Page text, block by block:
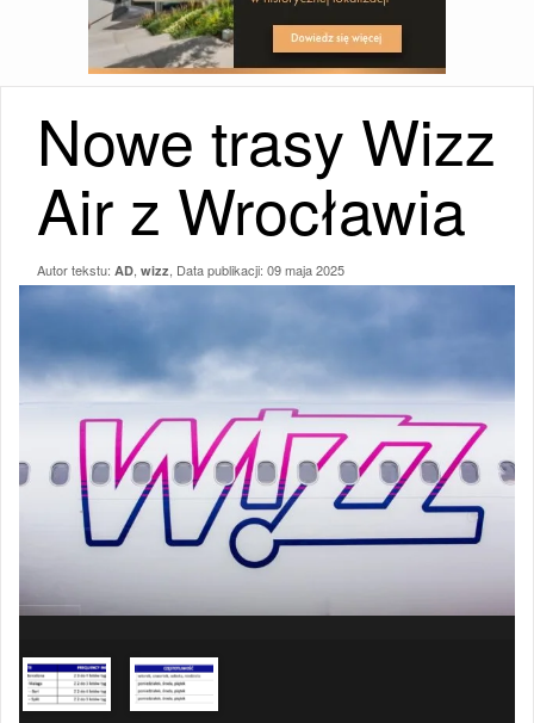
Nowe trasy Wizz
Air z Wrocławia
Autor tekstu: AD wizz , Data publikacji: 09 maja 2025